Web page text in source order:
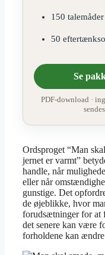
150
50
Se
PDF-download ·
sendes
Ordsproget “Man
jernet er varmt”
handle, når
eller når
gunstige. Det
de øjeblikke, hvor
forudsætninger for at
det senere kan være
forholdene kan